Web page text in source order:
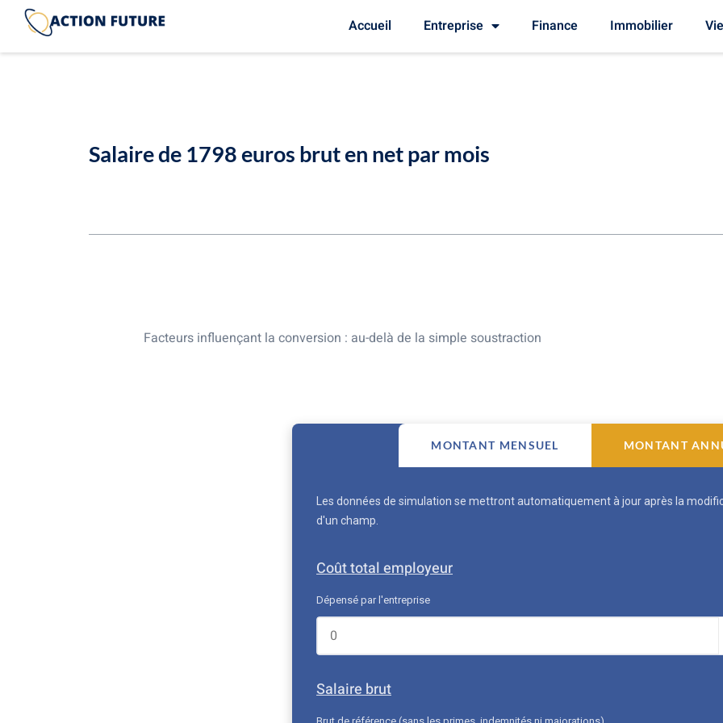
Accueil Entreprise Finance Immobilier
Salaire de 1798 euros brut en net par mois
Facteurs influençant la conversion : au-delà de la simple soustraction
MONTANT MENSUEL MONTANT
Les données de simulation se mettront automatiquement à jour après la
d'un champ.
Coût total employeur
Dépensé par l'entreprise
Salaire brut